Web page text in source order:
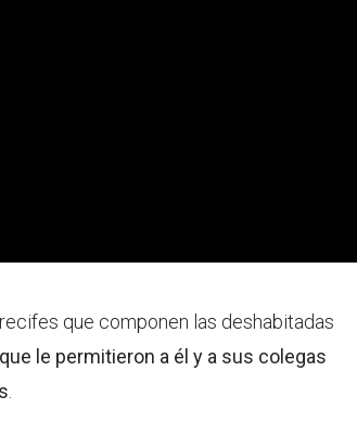
que componen las deshabitadas
le permitieron a él y a sus colegas
.